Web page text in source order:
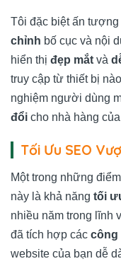
Tôi đặc biệt ấn
chỉnh bố cục và nội
hiển thị đẹp mắt và
truy cập từ thiết bị
nghiệm người dùng
đổi cho nhà hàng
Tối Ưu SEO
Một trong những
này là khả năng tối
nhiều năm trong lĩnh
đã tích hợp các công
website của bạn dễ